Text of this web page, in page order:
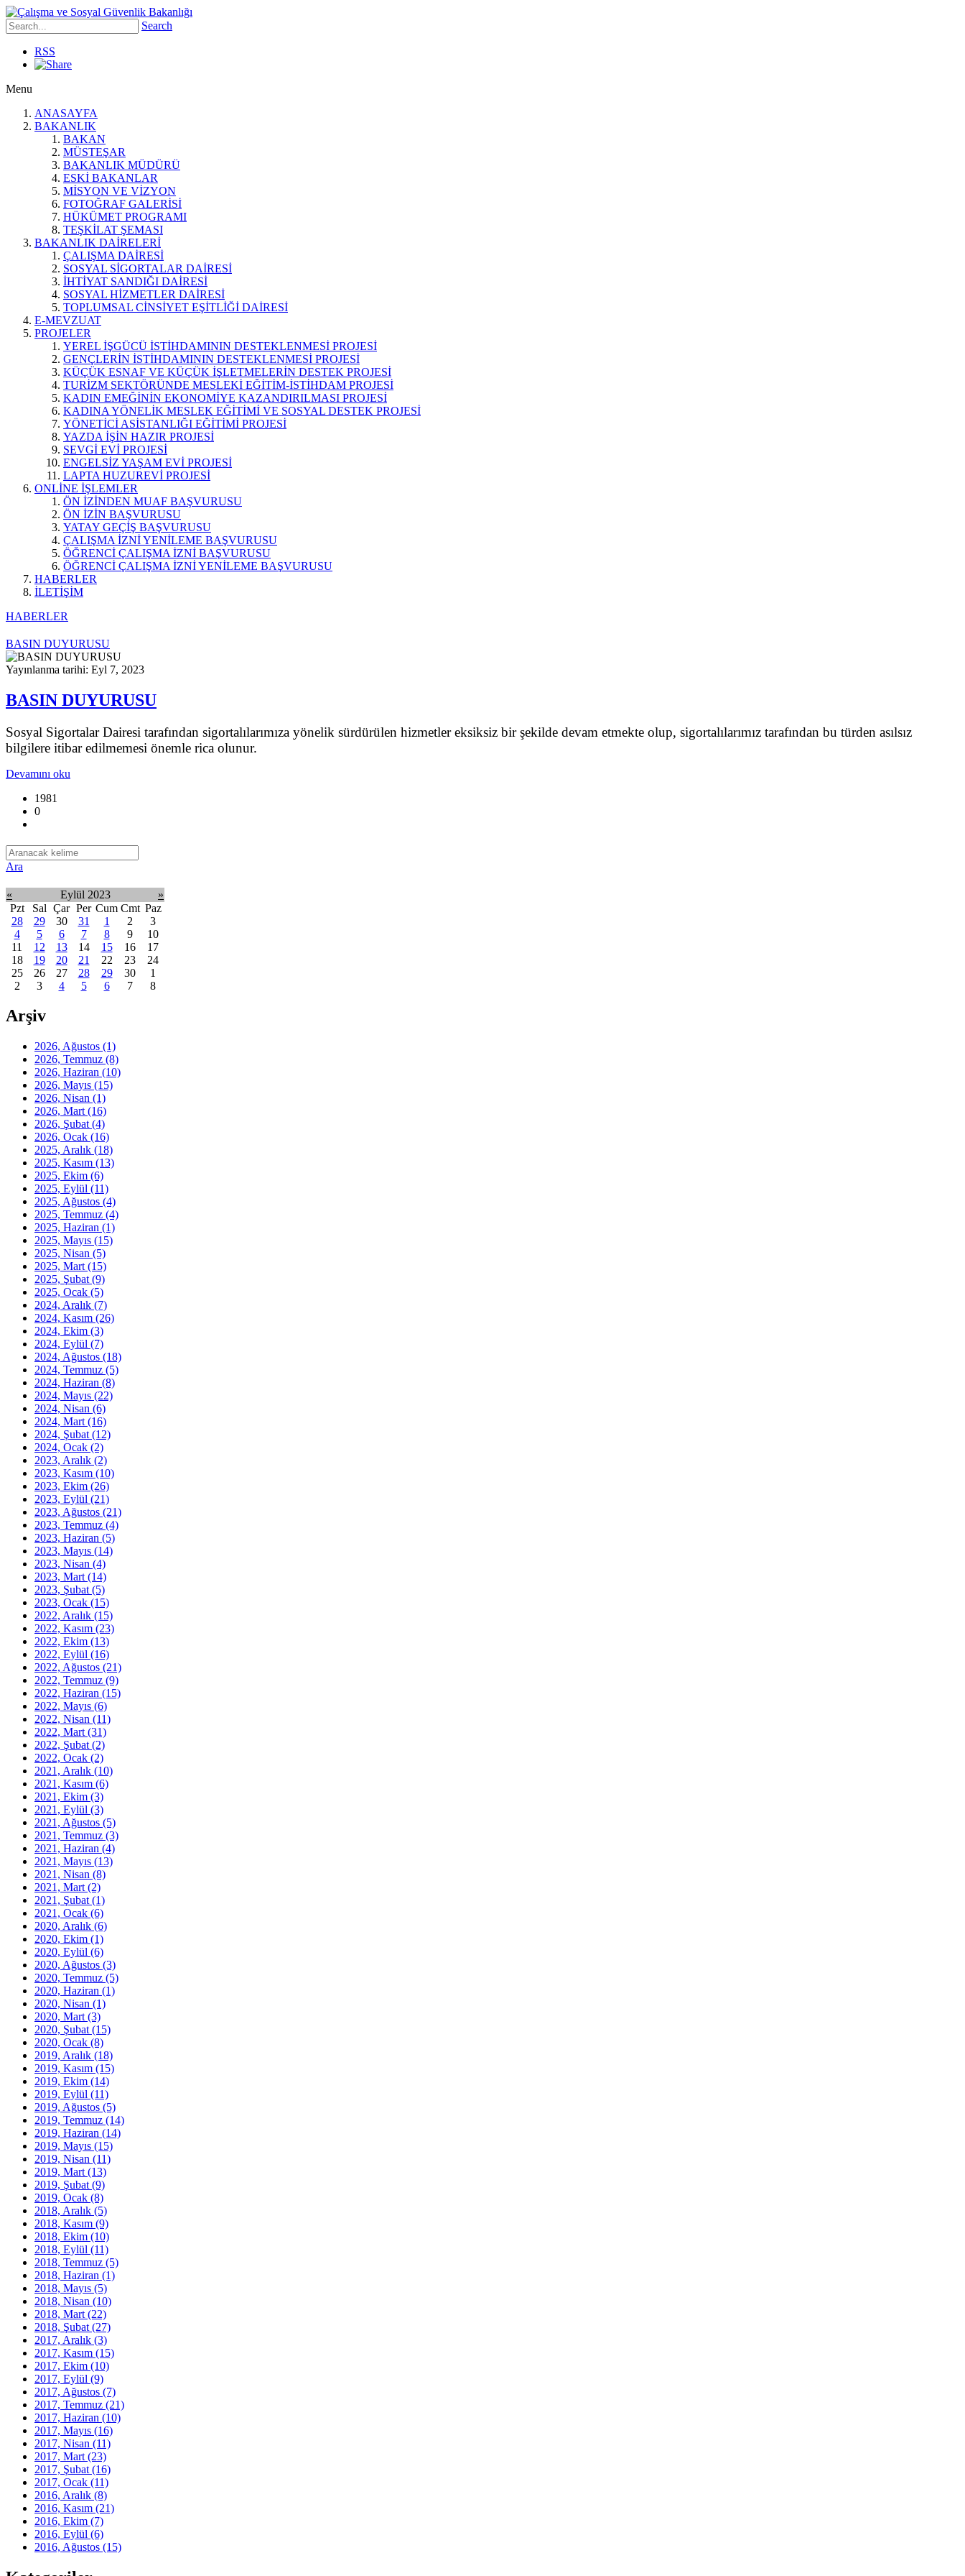
Search
RSS
Menu
ANASAYFA
BAKANLIK
BAKAN
MÜSTEŞAR
BAKANLIK MÜDÜRÜ
ESKİ BAKANLAR
MİSYON VE VİZYON
FOTOĞRAF GALERİSİ
HÜKÜMET PROGRAMI
TEŞKİLAT ŞEMASI
BAKANLIK DAİRELERİ
ÇALIŞMA DAİRESİ
SOSYAL SİGORTALAR DAİRESİ
İHTİYAT SANDIĞI DAİRESİ
SOSYAL HİZMETLER DAİRESİ
TOPLUMSAL CİNSİYET EŞİTLİĞİ DAİRESİ
E-MEVZUAT
PROJELER
YEREL İŞGÜCÜ İSTİHDAMININ DESTEKLENMESİ PROJESİ
GENÇLERİN İSTİHDAMININ DESTEKLENMESİ PROJESİ
KÜÇÜK ESNAF VE KÜÇÜK İŞLETMELERİN DESTEK PROJESİ
TURİZM SEKTÖRÜNDE MESLEKİ EĞİTİM-İSTİHDAM PROJESİ
KADIN EMEĞİNİN EKONOMİYE KAZANDIRILMASI PROJESİ
KADINA YÖNELİK MESLEK EĞİTİMİ VE SOSYAL DESTEK PROJESİ
YÖNETİCİ ASİSTANLIĞI EĞİTİMİ PROJESİ
YAZDA İŞİN HAZIR PROJESİ
SEVGİ EVİ PROJESİ
ENGELSİZ YAŞAM EVİ PROJESİ
LAPTA HUZUREVİ PROJESİ
ONLİNE İŞLEMLER
ÖN İZİNDEN MUAF BAŞVURUSU
ÖN İZİN BAŞVURUSU
YATAY GEÇİŞ BAŞVURUSU
ÇALIŞMA İZNİ YENİLEME BAŞVURUSU
ÖĞRENCİ ÇALIŞMA İZNİ BAŞVURUSU
ÖĞRENCİ ÇALIŞMA İZNİ YENİLEME BAŞVURUSU
HABERLER
İLETİŞİM
HABERLER
BASIN DUYURUSU
Yayınlanma tarihi: Eyl 7, 2023
BASIN DUYURUSU
Sosyal Sigortalar Dairesi tarafından sigortalılarımıza yönelik sürdürülen hizmetler eksiksiz bir şekilde devam etmekte olup, sigortalılarımız tarafından bu türden asılsız
bilgilere itibar edilmemesi önemle rica olunur.
Devamını oku
1981
0
Ara
« Eylül 2023
»
Pzt
Sal Çar Per Cum Cmt Paz
28
29 30 31 1 2
3
4
5 6 7 8 9
10
11
12 13 14 15 16
17
18
19 20 21 22 23
24
25
26 27 28 29 30
1
2
3 4 5 6 7 8
Arşiv
2026, Ağustos (1)
2026, Temmuz (8)
2026, Haziran (10)
2026, Mayıs (15)
2026, Nisan (1)
2026, Mart (16)
2026, Şubat (4)
2026, Ocak (16)
2025, Aralık (18)
2025, Kasım (13)
2025, Ekim (6)
2025, Eylül (11)
2025, Ağustos (4)
2025, Temmuz (4)
2025, Haziran (1)
2025, Mayıs (15)
2025, Nisan (5)
2025, Mart (15)
2025, Şubat (9)
2025, Ocak (5)
2024, Aralık (7)
2024, Kasım (26)
2024, Ekim (3)
2024, Eylül (7)
2024, Ağustos (18)
2024, Temmuz (5)
2024, Haziran (8)
2024, Mayıs (22)
2024, Nisan (6)
2024, Mart (16)
2024, Şubat (12)
2024, Ocak (2)
2023, Aralık (2)
2023, Kasım (10)
2023, Ekim (26)
2023, Eylül (21)
2023, Ağustos (21)
2023, Temmuz (4)
2023, Haziran (5)
2023, Mayıs (14)
2023, Nisan (4)
2023, Mart (14)
2023, Şubat (5)
2023, Ocak (15)
2022, Aralık (15)
2022, Kasım (23)
2022, Ekim (13)
2022, Eylül (16)
2022, Ağustos (21)
2022, Temmuz (9)
2022, Haziran (15)
2022, Mayıs (6)
2022, Nisan (11)
2022, Mart (31)
2022, Şubat (2)
2022, Ocak (2)
2021, Aralık (10)
2021, Kasım (6)
2021, Ekim (3)
2021, Eylül (3)
2021, Ağustos (5)
2021, Temmuz (3)
2021, Haziran (4)
2021, Mayıs (13)
2021, Nisan (8)
2021, Mart (2)
2021, Şubat (1)
2021, Ocak (6)
2020, Aralık (6)
2020, Ekim (1)
2020, Eylül (6)
2020, Ağustos (3)
2020, Temmuz (5)
2020, Haziran (1)
2020, Nisan (1)
2020, Mart (3)
2020, Şubat (15)
2020, Ocak (8)
2019, Aralık (18)
2019, Kasım (15)
2019, Ekim (14)
2019, Eylül (11)
2019, Ağustos (5)
2019, Temmuz (14)
2019, Haziran (14)
2019, Mayıs (15)
2019, Nisan (11)
2019, Mart (13)
2019, Şubat (9)
2019, Ocak (8)
2018, Aralık (5)
2018, Kasım (9)
2018, Ekim (10)
2018, Eylül (11)
2018, Temmuz (5)
2018, Haziran (1)
2018, Mayıs (5)
2018, Nisan (10)
2018, Mart (22)
2018, Şubat (27)
2017, Aralık (3)
2017, Kasım (15)
2017, Ekim (10)
2017, Eylül (9)
2017, Ağustos (7)
2017, Temmuz (21)
2017, Haziran (10)
2017, Mayıs (16)
2017, Nisan (11)
2017, Mart (23)
2017, Şubat (16)
2017, Ocak (11)
2016, Aralık (8)
2016, Kasım (21)
2016, Ekim (7)
2016, Eylül (6)
2016, Ağustos (15)